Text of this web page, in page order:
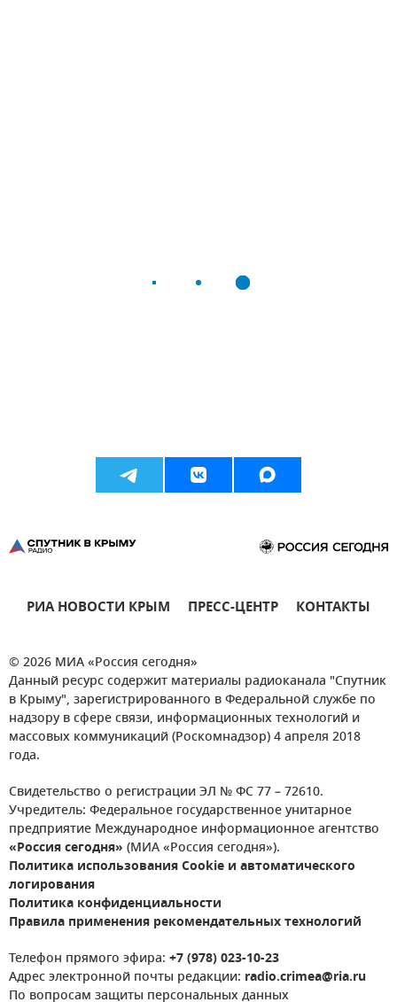
РИА НОВОСТИ КРЫМ ПРЕСС-ЦЕНТР КОНТАКТЫ
© 2026 МИА «Россия сегодня»
Данный ресурс содержит материалы радиоканала "Спутник
в Крыму", зарегистрированного в Федеральной службе по
надзору в сфере связи, информационных технологий и
массовых коммуникаций (Роскомнадзор) 4 апреля 2018
года.
Свидетельство о регистрации ЭЛ № ФС 77 – 72610.
Учредитель: Федеральное государственное унитарное
предприятие Международное информационное агентство
«Россия сегодня» (МИА «Россия сегодня»).
Политика использования Cookie и автоматического
логирования
Политика конфиденциальности
Правила применения рекомендательных технологий
Телефон прямого эфира: +7 (978) 023-10-23
Адрес электронной почты редакции: radio.crimea@ria.ru
По вопросам защиты персональных данных